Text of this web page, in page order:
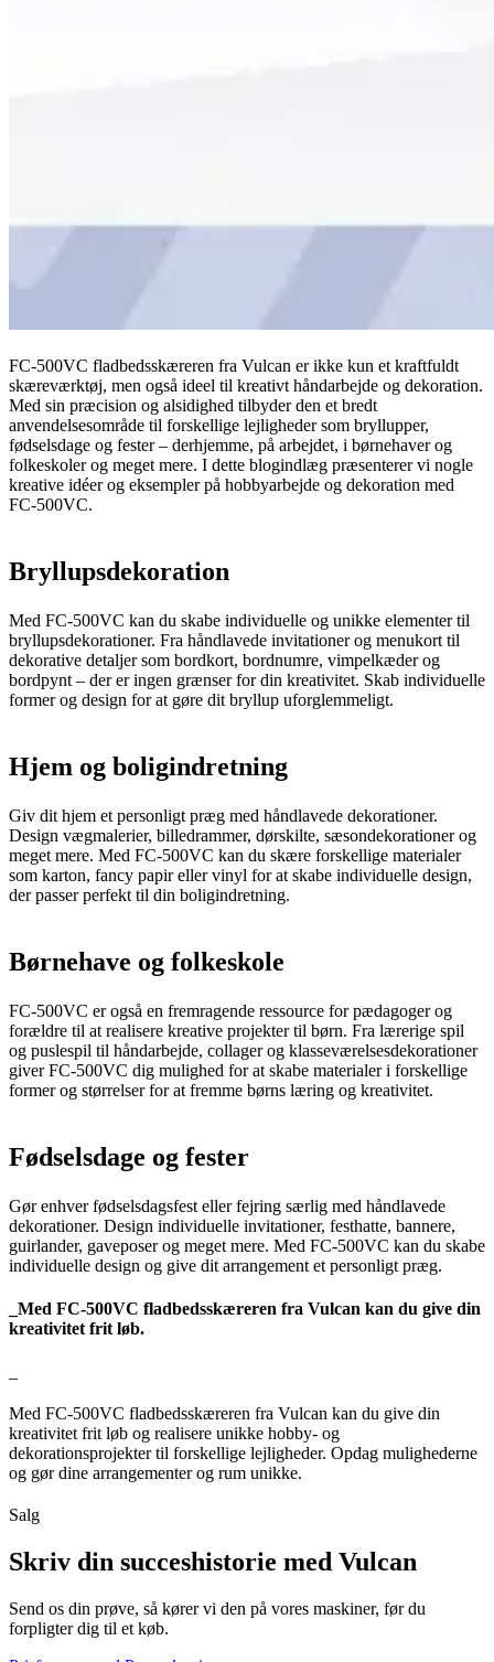
FC-500VC fladbedsskæreren fra Vulcan er ikke kun et kraftfuldt
skæreværktøj, men også ideel til kreativt håndarbejde og dekoration.
Med sin præcision og alsidighed tilbyder den et bredt
anvendelsesområde til forskellige lejligheder som bryllupper,
fødselsdage og fester – derhjemme, på arbejdet, i børnehaver og
folkeskoler og meget mere. I dette blogindlæg præsenterer vi nogle
kreative idéer og eksempler på hobbyarbejde og dekoration med
FC-500VC.
Bryllupsdekoration
Med FC-500VC kan du skabe individuelle og unikke elementer til
bryllupsdekorationer. Fra håndlavede invitationer og menukort til
dekorative detaljer som bordkort, bordnumre, vimpelkæder og
bordpynt – der er ingen grænser for din kreativitet. Skab individuelle
former og design for at gøre dit bryllup uforglemmeligt.
Hjem og boligindretning
Giv dit hjem et personligt præg med håndlavede dekorationer.
Design vægmalerier, billedrammer, dørskilte, sæsondekorationer og
meget mere. Med FC-500VC kan du skære forskellige materialer
som karton, fancy papir eller vinyl for at skabe individuelle design,
der passer perfekt til din boligindretning.
Børnehave og folkeskole
FC-500VC er også en fremragende ressource for pædagoger og
forældre til at realisere kreative projekter til børn. Fra lærerige spil
og puslespil til håndarbejde, collager og klasseværelsesdekorationer
giver FC-500VC dig mulighed for at skabe materialer i forskellige
former og størrelser for at fremme børns læring og kreativitet.
Fødselsdage og fester
Gør enhver fødselsdagsfest eller fejring særlig med håndlavede
dekorationer. Design individuelle invitationer, festhatte, bannere,
guirlander, gaveposer og meget mere. Med FC-500VC kan du skabe
individuelle design og give dit arrangement et personligt præg.
_Med FC-500VC fladbedsskæreren fra Vulcan kan du give din
kreativitet frit løb.
Med FC-500VC fladbedsskæreren fra Vulcan kan du give din
kreativitet frit løb og realisere unikke hobby- og
dekorationsprojekter til forskellige lejligheder. Opdag mulighederne
og gør dine arrangementer og rum unikke.
Salg
Skriv din succeshistorie med Vulcan
Send os din prøve, så kører vi den på vores maskiner, før du
forpligter dig til et køb.